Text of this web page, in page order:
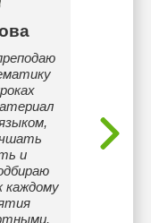
и
каждому
работы